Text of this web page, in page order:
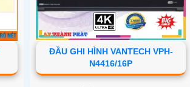
ĐẦU GHI HÌNH VANTECH VPH-
N4416/16P